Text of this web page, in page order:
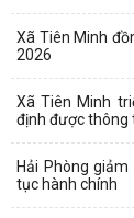
Xã Tiên Minh
2026
Xã Tiên Minh
định được thông
Hải Phòng
tục hành chính